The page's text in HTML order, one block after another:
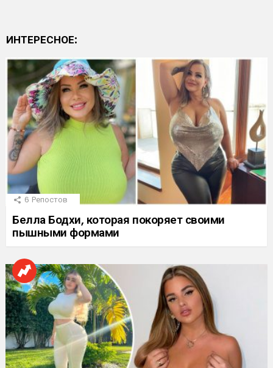
ИНТЕРЕСНОЕ:
6 Репостов
Белла Бодхи, которая покоряет своими
пышными формами